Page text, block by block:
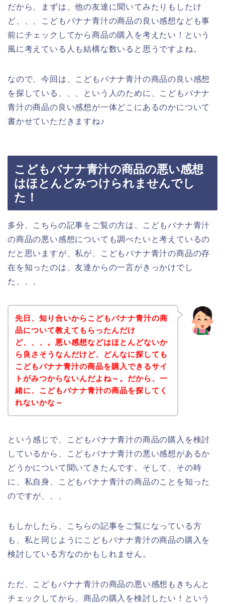
だから、まずは、他の友達に聞いてみたりもしたけ
ど、、、こどもバナナ青汁の商品の良い感想なども事
前にチェックしてから商品の購入を考えたい！という
風に考えている人も結構な数いると思うですよね。
なので、今回は、こどもバナナ青汁の商品の良い感想
を探している、、、という人のために、こどもバナナ
青汁の商品の良い感想が一体どこにあるのかについて
書かせていただきますね♪
こどもバナナ青汁の商品の悪い感想
はほとんどみつけられませんでし
た！
多分、こちらの記事をご覧の方は、こどもバナナ青汁
の商品の悪い感想についても調べたいと考えているの
だと思いますが、私が、こどもバナナ青汁の商品の存
在を知ったのは、友達からの一言がきっかけでし
た、、、
先日、知り合いからこどもバナナ青汁の商
品について教えてもらったんだけ
ど、、、。悪い感想などはほとんどないか
ら良さそうなんだけど、どんなに探しても
こどもバナナ青汁の商品を購入できるサイ
トがみつからないんだよね～。だから、一
緒に、こどもバナナ青汁の商品を探してく
れないかな～
という感じで、こどもバナナ青汁の商品の購入を検討
しているから、こどもバナナ青汁の悪い感想があるか
どうかについて聞いてきたんです。そして、その時
に、私自身、こどもバナナ青汁の商品のことを知った
のですが、、、
もしかしたら、こちらの記事をご覧になっている方
も、私と同じようにこどもバナナ青汁の商品の購入を
検討している方なのかもしれません。
ただ、こどもバナナ青汁の商品の悪い感想もきちんと
チェックしてから、商品の購入を検討したい！という